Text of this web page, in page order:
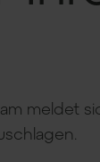
meldet